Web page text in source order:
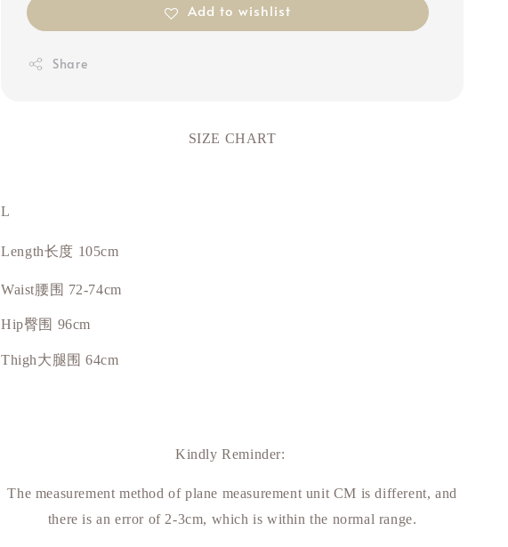
Add to wishlist
Share
SIZE CHART
L
Length长度 105cm
Waist腰围 72-74cm
Hip臀围 96cm
Thigh大腿围 64cm
Kindly Reminder:
The measurement method of plane measurement unit CM is different, and
there is an error of 2-3cm, which is within the normal range.